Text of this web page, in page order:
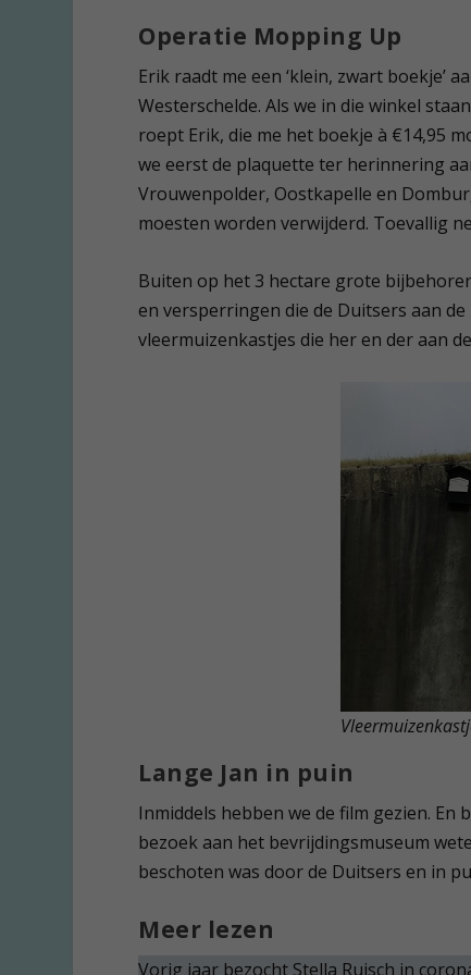
Operatie Mopping Up
Erik raadt me een ‘klein, zwart boekje’
Westerschelde. Als we in die winkel
roept Erik, die me het boekje à €14,95
we eerst de plaquette ter herinnering
Vrouwenpolder, Oostkapelle en
moesten worden verwijderd. Toevallig
Buiten op het 3 hectare grote
en versperringen die de Duitsers aan
vleermuizenkastjes die her en der aan
Lange Jan in puin
Inmiddels hebben we de film gezien.
bezoek aan het bevrijdingsmuseum
beschoten was door de Duitsers en in
Meer lezen
Vorig jaar bezocht Stella Ruisch in